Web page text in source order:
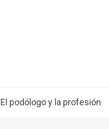
El podólogo y la profesión